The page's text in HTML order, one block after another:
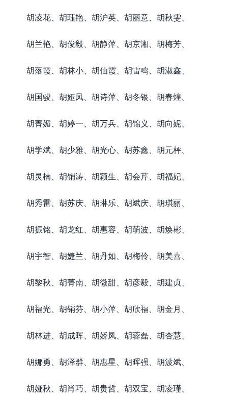
胡凌花、胡珏艳、胡沪英、胡丽意、胡秋雯、
胡兰艳、胡俊毅、胡静萍、胡京湘、胡梅芳、
胡落霞、胡林小、胡仙霞、胡雷鸣、胡淑鑫、
胡国骏、胡娅凤、胡诗萍、胡冬银、胡春煌、
胡菁媚、胡婷一、胡万兵、胡锦义、胡向妮、
胡学斌、胡少雅、胡光心、胡苏鑫、胡元枰、
胡灵楠、胡销涛、胡颖生、胡会芹、胡福妃、
胡秀雷、胡苏庆、胡琳乐、胡斌庆、胡琪丽、
胡振铭、胡龙红、胡惠容、胡萌波、胡焕彬、
胡宇智、胡婕兰、胡丹如、胡梅伶、胡美喜、
胡黎秋、胡菁南、胡微甜、胡彦毅、胡建贞、
胡福光、胡销芬、胡小萍、胡欣福、胡金月、
胡林进、胡成晖、胡娇凤、胡蓉磊、胡杏慧、
胡娜勇、胡泽群、胡惠星、胡晖强、胡波斌、
胡娅秋、胡肖巧、胡贵哲、胡双宝、胡凌瑾、